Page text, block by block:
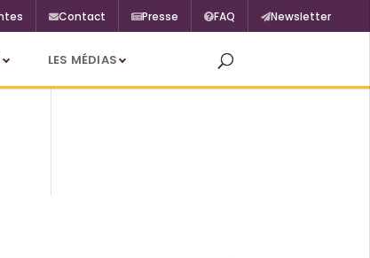
Contact Presse FAQ Newsletter
LES MÉDIAS